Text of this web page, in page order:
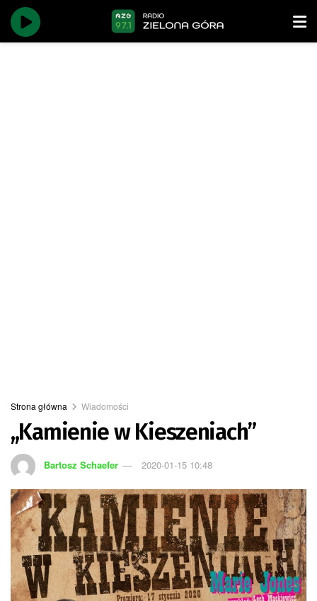
Strona główna Wiadomości
,,Kamienie w Kieszeniach”
Bartosz Schaefer 2020-01-15 10:48